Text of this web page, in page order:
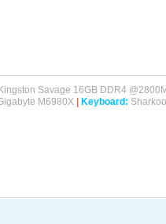
Savage 16GB DDR4
M6980X |Keyboard: